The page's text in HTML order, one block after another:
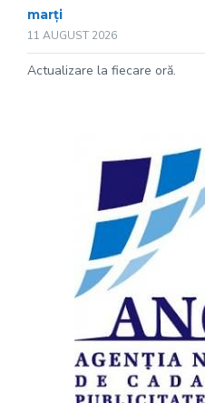
marți
11 AUGUST 2026
Actualizare la fiecare oră.